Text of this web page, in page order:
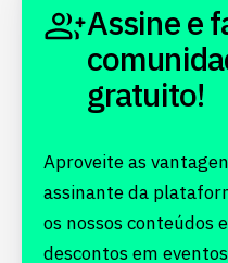
Assine e
gratuito!
Aproveite as
assinante da
os nossos conteúdos
descontos em